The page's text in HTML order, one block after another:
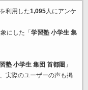
利用した1,095人にアンケ
にした「 学習塾 小学生 集
塾 小学生 集団 首都圏 」
実際のユーザーの声も掲